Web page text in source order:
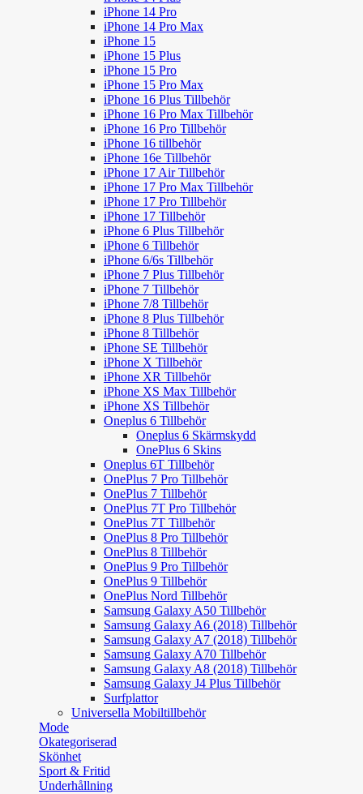
iPhone 14 Pro
iPhone 14 Pro Max
iPhone 15
iPhone 15 Plus
iPhone 15 Pro
iPhone 15 Pro Max
iPhone 16 Plus Tillbehör
iPhone 16 Pro Max Tillbehör
iPhone 16 Pro Tillbehör
iPhone 16 tillbehör
iPhone 16e Tillbehör
iPhone 17 Air Tillbehör
iPhone 17 Pro Max Tillbehör
iPhone 17 Pro Tillbehör
iPhone 17 Tillbehör
iPhone 6 Plus Tillbehör
iPhone 6 Tillbehör
iPhone 6/6s Tillbehör
iPhone 7 Plus Tillbehör
iPhone 7 Tillbehör
iPhone 7/8 Tillbehör
iPhone 8 Plus Tillbehör
iPhone 8 Tillbehör
iPhone SE Tillbehör
iPhone X Tillbehör
iPhone XR Tillbehör
iPhone XS Max Tillbehör
iPhone XS Tillbehör
Oneplus 6 Tillbehör
Oneplus 6 Skärmskydd
OnePlus 6 Skins
Oneplus 6T Tillbehör
OnePlus 7 Pro Tillbehör
OnePlus 7 Tillbehör
OnePlus 7T Pro Tillbehör
OnePlus 7T Tillbehör
OnePlus 8 Pro Tillbehör
OnePlus 8 Tillbehör
OnePlus 9 Pro Tillbehör
OnePlus 9 Tillbehör
OnePlus Nord Tillbehör
Samsung Galaxy A50 Tillbehör
Samsung Galaxy A6 (2018) Tillbehör
Samsung Galaxy A7 (2018) Tillbehör
Samsung Galaxy A70 Tillbehör
Samsung Galaxy A8 (2018) Tillbehör
Samsung Galaxy J4 Plus Tillbehör
Surfplattor
Universella Mobiltillbehör
Mode
Okategoriserad
Skönhet
Sport & Fritid
Underhållning